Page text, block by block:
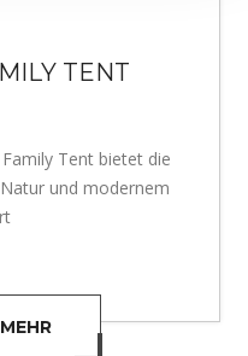
TENT
Tent bietet die
und modernem